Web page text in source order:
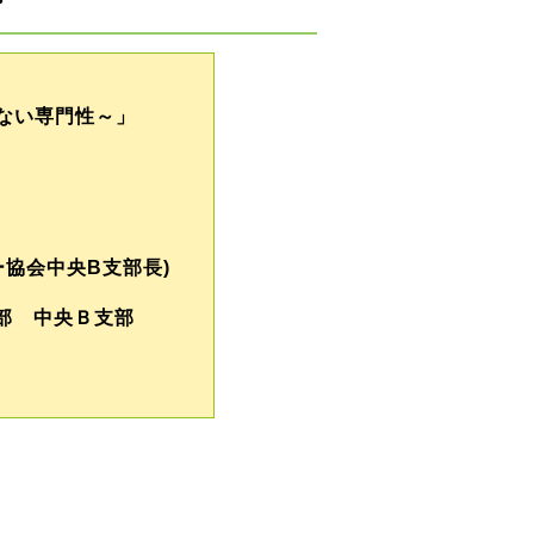
～」
会中央B支部長)
中央Ｂ支部